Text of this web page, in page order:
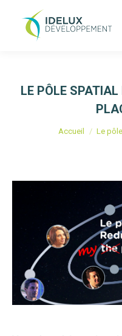
LE PÔLE
Vous êtes ici :
Accueil Le